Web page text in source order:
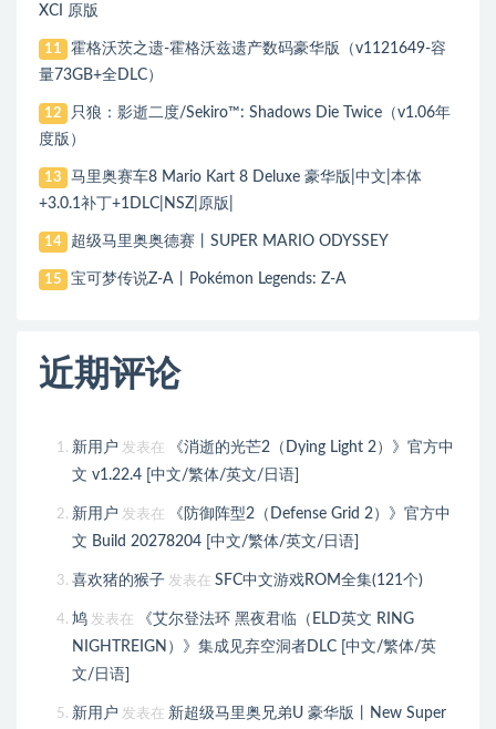
XCI 原版
11
霍格沃茨之遗-霍格沃兹遗产数码豪华版（v1121649-容
量73GB+全DLC）
12
只狼：影逝二度/Sekiro™: Shadows Die Twice（v1.06年
度版）
13
马里奥赛车8 Mario Kart 8 Deluxe 豪华版|中文|本体
+3.0.1补丁+1DLC|NSZ|原版|
14 超级马里奥奥德赛丨SUPER MARIO ODYSSEY
15 宝可梦传说Z-A丨Pokémon Legends: Z-A
近期评论
新用户 发表在
《消逝的光芒2（Dying Light 2）》官方中
文 v1.22.4 [中文/繁体/英文/日语]
新用户 发表在
《防御阵型2（Defense Grid 2）》官方中
文 Build 20278204 [中文/繁体/英文/日语]
喜欢猪的猴子 发表在 SFC中文游戏ROM全集(121个)
鸠 发表在
《艾尔登法环 黑夜君临（ELD英文 RING
NIGHTREIGN）》集成见弃空洞者DLC [中文/繁体/英
文/日语]
新用户 发表在 新超级马里奥兄弟U 豪华版丨New Super